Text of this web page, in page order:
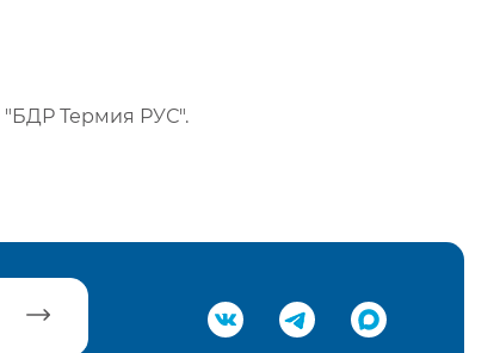
"БДР Термия РУС".